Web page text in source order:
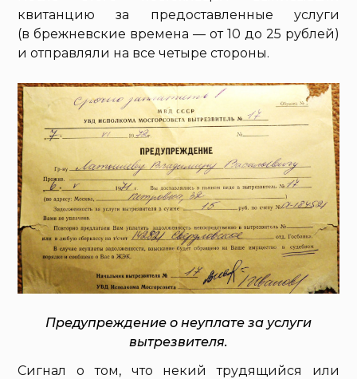
квитанцию за предоставленные услуги
(в брежневские времена — от 10 до 25 рублей)
и отправляли на все четыре стороны.
Предупреждение о неуплате за услуги
вытрезвителя.
Сигнал о том, что некий трудящийся или